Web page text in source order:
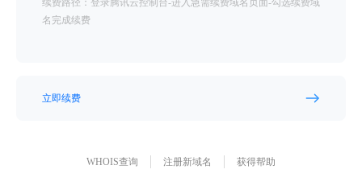
名完成续费
立即续费
WHOIS查询 注册新域名 获得帮助